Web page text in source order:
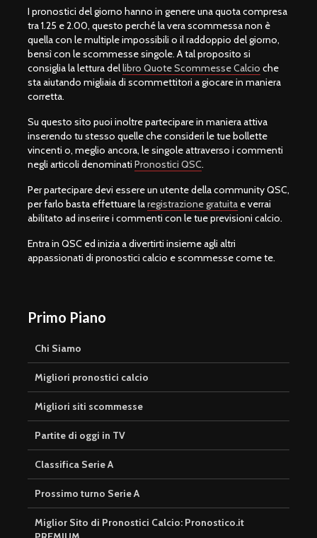
I pronostici del giorno hanno in genere una quota compresa
tra 1.25 e 2.00, questo perché la vera scommessa non è
quella con le multiple impossibili o il raddoppio del giorno,
bensì con le scommesse singole. A tal proposito si
consiglia la lettura dellibro Quote Scommesse Calcio che
sta aiutando migliaia di scommettitori a giocare in maniera
corretta.
Su questo sito puoi inoltre partecipare in maniera attiva
inserendo tu stesso quelle che consideri le tue bollette
vincenti o, meglio ancora, le singole attraverso i commenti
negli articoli denominati Pronostici QSC.
Per partecipare devi essere un utente della community QSC,
per farlo basta effettuare laregistrazione gratuita e verrai
abilitato ad inserire i commenti con le tue previsioni calcio.
Entra in QSC ed inizia a divertirti insieme agli altri
appassionati di pronostici calcio e scommesse come te.
Primo Piano
Chi Siamo
Migliori pronostici calcio
Migliori siti scommesse
Partite di oggi in TV
Classifica Serie A
Prossimo turno Serie A
Miglior Sito di Pronostici Calcio: Pronostico.it